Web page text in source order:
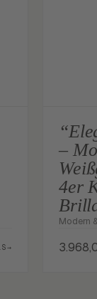
→
–
4er
Modern